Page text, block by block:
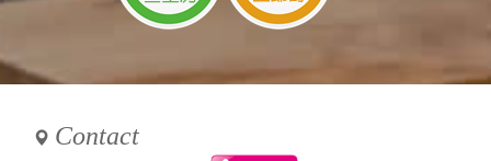
2024/05/14 10:10:30
陳小姐
內容：
想請教包棟金額 謝謝
預訂～
Contact